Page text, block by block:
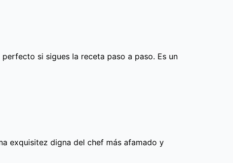
si sigues la receta paso a paso. Es un
exquisitez digna del chef más afamado y